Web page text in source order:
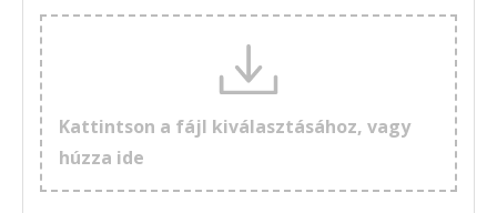
Kattintson a fájl kiválasztásához, vagy
húzza ide